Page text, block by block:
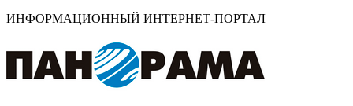
ИНФОРМАЦИОННЫЙ ИНТЕРНЕТ-ПОРТАЛ